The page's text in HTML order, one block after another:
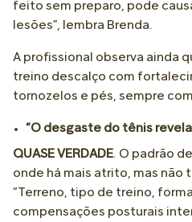
feito sem preparo, pode
lesões”, lembra Brenda.
A profissional observa ainda
treino descalço com
tornozelos e pés, sempre
“O desgaste do tênis revela
QUASE VERDADE. O padrão
onde há mais atrito, mas não
“Terreno, tipo de treino,
compensações posturais